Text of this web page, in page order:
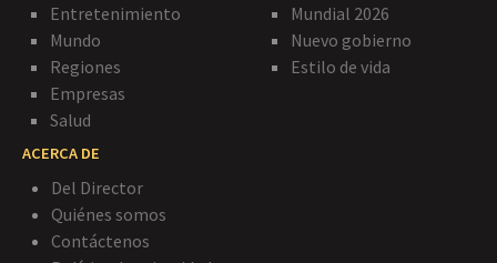
Entretenimiento
Mundo
Regiones
Empresas
Salud
Mundial 2026
Nuevo gobierno
Estilo de vida
ACERCA DE
Del Director
Quiénes somos
Contáctenos